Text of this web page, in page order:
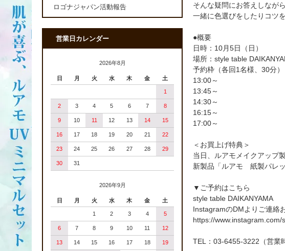
そんな疑問にお答えしなが
一緒に色選びをしたりコツ
●概要
日時：10月5日（日）
場所：style table
予約枠（各回1名様、30分）
13:00～
13:45～
14:30～
16:15～
17:00～
＜お買上げ特典＞
当日、ルアモメイクアップ
新製品「ルアモ 紙製パレ
▼ご予約はこちら
style table DAIKANYAMA
InstagramのDMよりご連絡
https://
TEL：03-6455-3222（営業
ロゴナジャパン活動報告
営業日カレンダー
2026年8月
日 月 火 水 木 金 土
1
2 3 4 5 6 7 8
9 10 11 12 13 14 15
16 17 18 19 20 21 22
23 24 25 26 27 28 29
30 31
2026年9月
日 月 火 水 木 金 土
1 2 3 4 5
6 7 8 9 10 11 12
13 14 15 16 17 18 19